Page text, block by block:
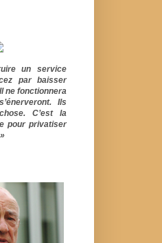
un service
par baisser
ne fonctionnera
Ils
C’est la
pour privatiser